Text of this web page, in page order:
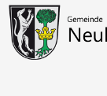
Zum Inhalt,zur Navigation